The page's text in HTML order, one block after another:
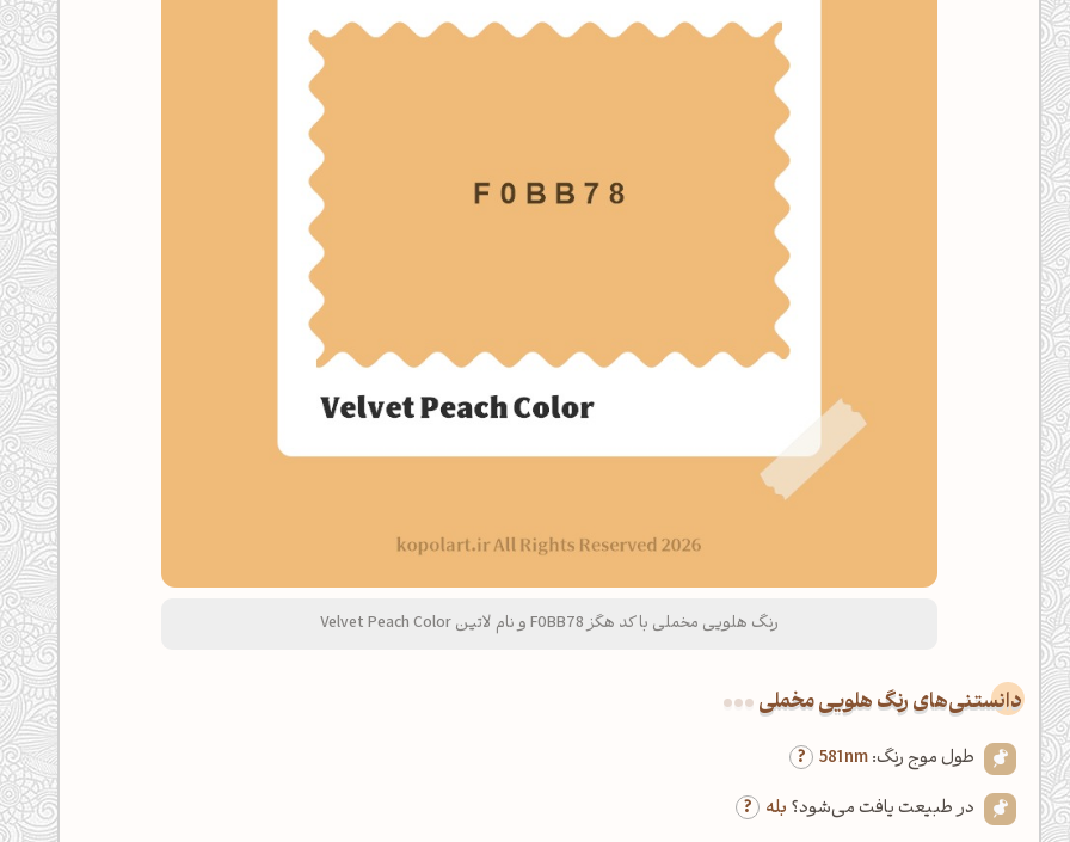
رنگ هلویی مخملی با کد هگز F0BB78 و نام لاتین Velvet Peach Color
دانستنی‌های رنگ هلویی مخملی
طول موج رنگ:581nm
در طبیعت یافت می‌شود؟ بله